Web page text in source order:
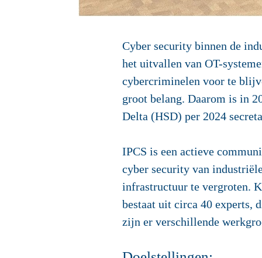
Cyber security binnen de
het uitvallen van OT-
cybercriminelen voor te
groot belang. Daarom is in
Delta (HSD) per 2024
IPCS is een actieve
cyber security van
infrastructuur te vergroten.
bestaat uit circa 40 experts,
zijn er verschillende